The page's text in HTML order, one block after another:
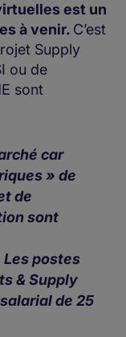
est un
à venir. C’est
Supply
ou de
sont
car
» de
de
sont
postes
& Supply
de 25